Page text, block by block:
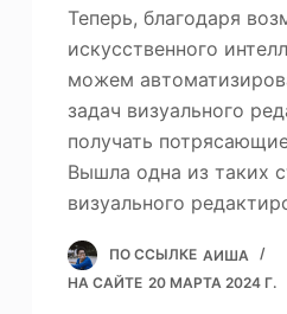
Теперь, благодаря
искусственного
можем
задач визуального
получать
Вышла одна из таких
визуального
ПО ССЫЛКЕ АИША
НА САЙТЕ 20 МАРТА 2024 Г.